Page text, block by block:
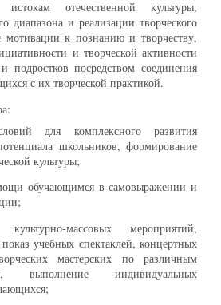
отечественной культуры,
диапазона и реализации творческого
мотивации к познанию и творчеству,
и творческой активности
посредством соединения
с их творческой практикой.
для комплексного развития
школьников, формирование
культуры;
обучающимся в самовыражении и
культурно-массовых мероприятий,
учебных спектаклей, концертных
мастерских по различным
выполнение индивидуальных